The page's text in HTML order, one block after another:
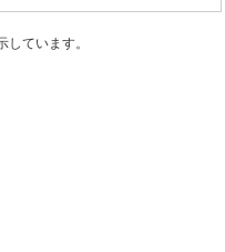
ています。